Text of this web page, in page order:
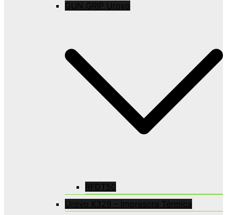
GUN GRIP Urovo
RFDT50
Urovo K329 – Impresora Térmica